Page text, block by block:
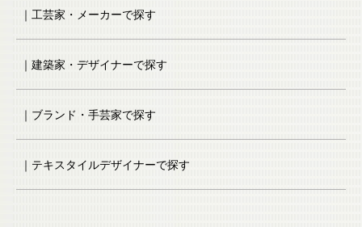
｜工芸家・メーカーで探す
｜建築家・デザイナーで探す
｜ブランド・手芸家で探す
｜テキスタイルデザイナーで探す